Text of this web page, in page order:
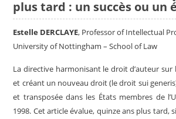
plus tard : un succès ou un
Estelle DERCLAYE, Professor of Intellectual
University of Nottingham – School of Law
La directive harmonisant le droit d’auteur sur
et créant un nouveau droit (le droit sui
et transposée dans les États membres de
1998. Cet article évalue, quinze ans plus tard,